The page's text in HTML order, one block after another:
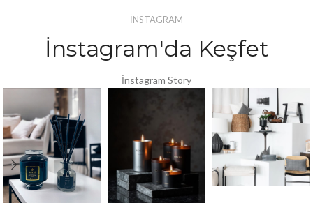
İNSTAGRAM
İnstagram'da Keşfet
İnstagram Story